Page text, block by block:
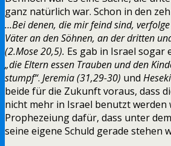
ganz natürlich war. Schon in den
…Bei denen, die mir feind sind,
Väter an den Söhnen, an der dritten
(2.Mose 20,5). Es gab in Israel sogar
„die Eltern essen Trauben und den
stumpf“. Jeremia (31,29-30) und
beide für die Zukunft voraus, dass
nicht mehr in Israel benutzt werden
Prophezeiung dafür, dass unter
seine eigene Schuld gerade stehen